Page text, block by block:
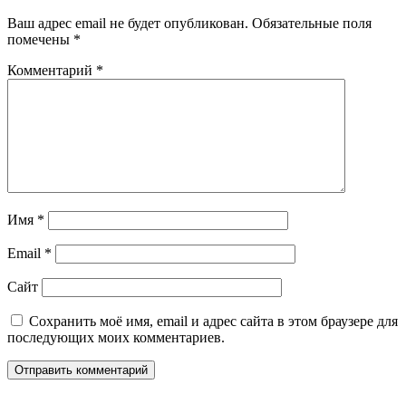
Ваш адрес email не будет опубликован. Обязательные поля
помечены *
Комментарий *
Имя *
Email *
Сайт
Сохранить моё имя, email и адрес сайта в этом браузере для
последующих моих комментариев.